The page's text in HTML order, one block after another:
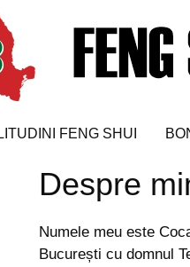
FENG SHUI
Despre
Numele meu este
București cu domnul